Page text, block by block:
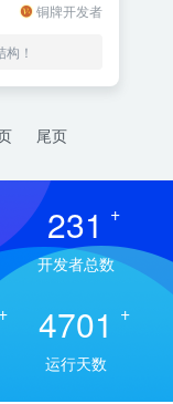
铜牌开发者
！
尾页
231 +
开发者总数
+ 4701 +
运行天数